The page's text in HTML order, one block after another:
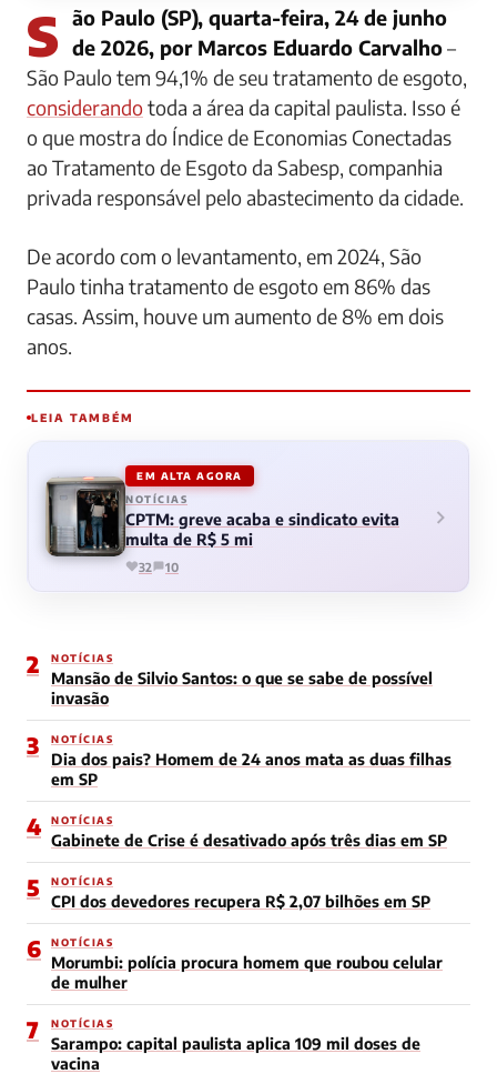
São Paulo (SP), quarta-feira, 24 de junho de 2026, por Marcos Eduardo Carvalho–
São Paulo tem 94,1% de seu tratamento de esgoto,
considerandotoda a área da capital paulista. Isso é
o que mostra do Índice de Economias Conectadas
ao Tratamento de Esgoto da Sabesp, companhia
privada responsável pelo abastecimento da cidade.
De acordo com o levantamento, em 2024, São
Paulo tinha tratamento de esgoto em 86% das
casas. Assim, houve um aumento de 8% em dois
anos.
LEIA TAMBÉM
EM ALTA AGORA
NOTÍCIAS
CPTM: greve acaba e sindicato evita
multa de R$ 5 mi
32 10
2 NOTÍCIAS
Mansão de Silvio Santos: o que se sabe de possível
invasão
3 NOTÍCIAS
Dia dos pais? Homem de 24 anos mata as duas filhas
em SP
4 NOTÍCIAS
Gabinete de Crise é desativado após três dias em SP
5 NOTÍCIAS
CPI dos devedores recupera R$ 2,07 bilhões em SP
6 NOTÍCIAS
Morumbi: polícia procura homem que roubou celular
de mulher
7 NOTÍCIAS
Sarampo: capital paulista aplica 109 mil doses de
vacina